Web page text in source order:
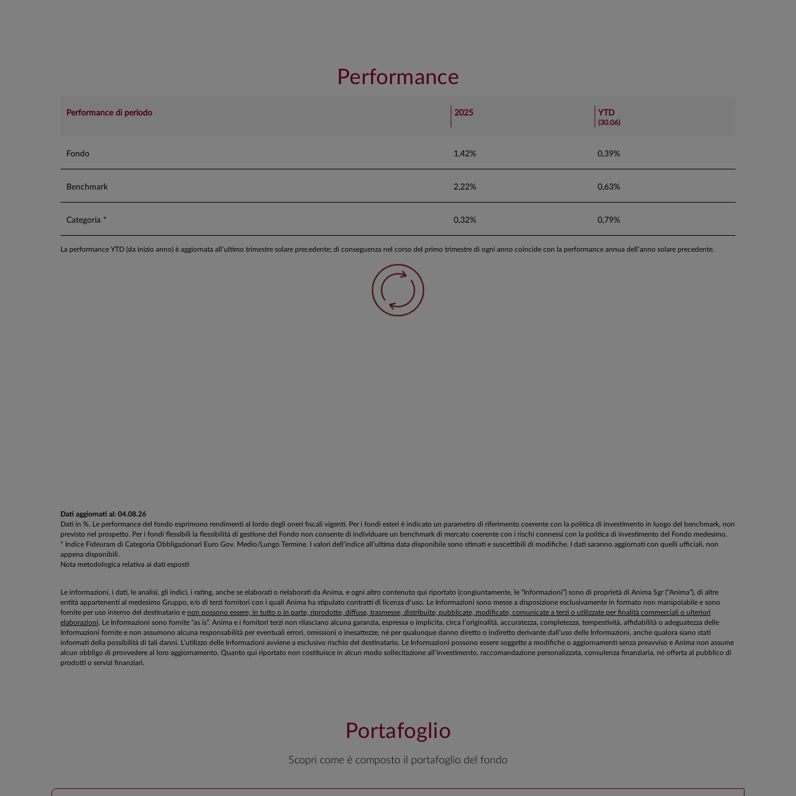
Performance
Performance di periodo 2025 YTD
(30.06)
Fondo 1,42% 0,39%
Benchmark 2,22% 0,63%
Categoria * 0,32% 0,79%
La performance YTD (da inizio anno) è aggiornata all’ultimo trimestre solare precedente; di conseguenza nel corso del primo trimestre di ogni anno coincide con la performance annua dell’anno solare precedente.
Dati aggiornati al: 04.08.26
Dati in %. Le performance del fondo esprimono rendimenti al lordo degli oneri fiscali vigenti. Per i fondi esteri è indicato un parametro di riferimento coerente con la politica di investimento in luogo del benchmark, non
previsto nel prospetto. Per i fondi flessibili la flessibilità di gestione del Fondo non consente di individuare un benchmark di mercato coerente con i rischi connessi con la politica di investimento del Fondo medesimo.
* Indice Fideuram di Categoria Obbligazionari Euro Gov. Medio/Lungo Termine. I valori dell’indice all’ultima data disponibile sono stimati e suscettibili di modifiche. I dati saranno aggiornati con quelli ufficiali, non
appena disponibili.
Nota metodologica relativa ai dati esposti
Le informazioni, i dati, le analisi, gli indici, i rating, anche se elaborati o rielaborati da Anima, e ogni altro contenuto qui riportato (congiuntamente, le “Informazioni”) sono di proprietà di Anima Sgr (“Anima”), di altre
entità appartenenti al medesimo Gruppo, e/o di terzi fornitori con i quali Anima ha stipulato contratti di licenza d’uso. Le Informazioni sono messe a disposizione esclusivamente in formato non manipolabile e sono
fornite per uso interno del destinatario e non possono essere, in tutto o in parte, riprodotte, diffuse, trasmesse, distribuite, pubblicate, modificate, comunicate a terzi o utilizzate per finalità commerciali o ulteriori
elaborazioni. Le Informazioni sono fornite “as is”. Anima e i fornitori terzi non rilasciano alcuna garanzia, espressa o implicita, circa l’originalità, accuratezza, completezza, tempestività, affidabilità o adeguatezza delle
Informazioni fornite e non assumono alcuna responsabilità per eventuali errori, omissioni o inesattezze, né per qualunque danno diretto o indiretto derivante dall’uso delle Informazioni, anche qualora siano stati
informati della possibilità di tali danni. L’utilizzo delle Informazioni avviene a esclusivo rischio del destinatario. Le Informazioni possono essere soggette a modifiche o aggiornamenti senza preavviso e Anima non assume
alcun obbligo di provvedere al loro aggiornamento. Quanto qui riportato non costituisce in alcun modo sollecitazione all’investimento, raccomandazione personalizzata, consulenza finanziaria, né offerta al pubblico di
prodotti o servizi finanziari.
Portafoglio
Scopri come è composto il portafoglio del fondo